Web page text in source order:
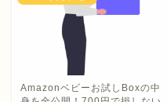
Amazonベビーお試しBoxの中